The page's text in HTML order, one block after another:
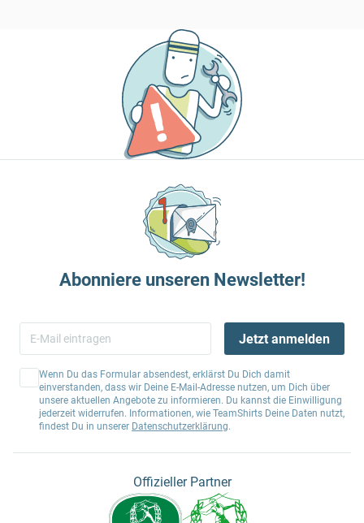
Abonniere unseren Newsletter!
Jetzt anmelden
Wenn Du das Formular absendest, erklärst Du Dich damit
einverstanden, dass wir Deine E-Mail-Adresse nutzen, um Dich über
unsere aktuellen Angebote zu informieren. Du kannst die Einwilligung
jederzeit widerrufen. Informationen, wie TeamShirts Deine Daten nutzt,
findest Du in unserer Datenschutzerklärung.
Offizieller Partner